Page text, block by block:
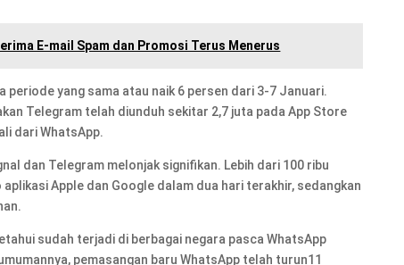
E-mail Spam dan Promosi Terus Menerus
periode yang sama atau naik 6 persen dari 3-7 Januari.
Telegram telah diunduh sekitar 2,7 juta pada App Store
dari WhatsApp.
dan Telegram melonjak signifikan. Lebih dari 100 ribu
Apple dan Google dalam dua hari terakhir, sedangkan
sudah terjadi di berbagai negara pasca WhatsApp
pemasangan baru WhatsApp telah turun11